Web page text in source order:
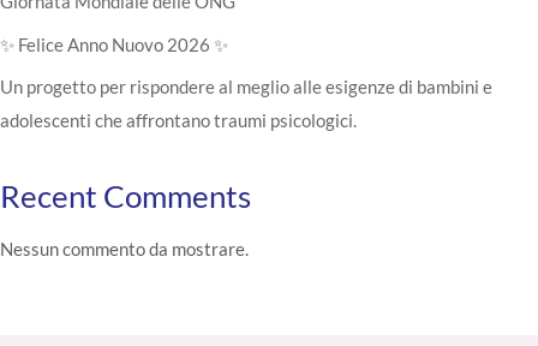
✨ Felice Anno Nuovo 2026 ✨
Un progetto per rispondere al meglio alle esigenze di bambini e
adolescenti che affrontano traumi psicologici.
Recent Comments
Nessun commento da mostrare.